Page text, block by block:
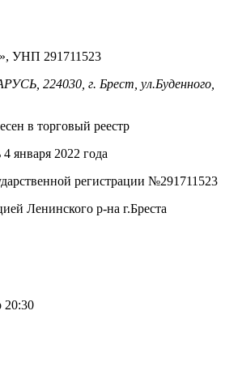
УНП 291711523
224030, г. Брест, ул.Буденного,
в торговый реестр
января 2022 года
регистрации №291711523
Ленинского р-на г.Бреста
20:30